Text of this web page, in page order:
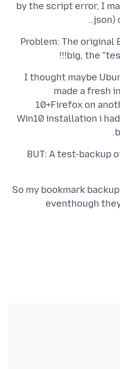
by the script error, I
.json)
Problem: The original
big, the
I thought maybe
made a fresh
10+Firefox on
Win10 installation i
BUT: A test-backup
So my bookmark
eventhough